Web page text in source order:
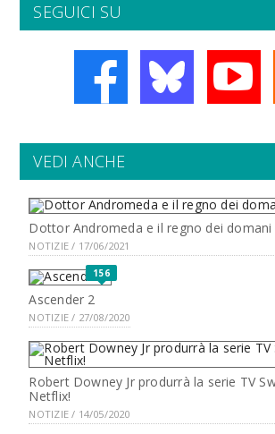
SEGUICI SU
VEDI ANCHE
Dottor Andromeda e il regno dei domani
NOTIZIE / 17/06/2021
156
Ascender 2
NOTIZIE / 27/08/2020
Robert Downey Jr produrrà la serie TV
Netflix!
NOTIZIE / 14/05/2020